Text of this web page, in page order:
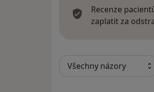
Recenze
zaplatit za